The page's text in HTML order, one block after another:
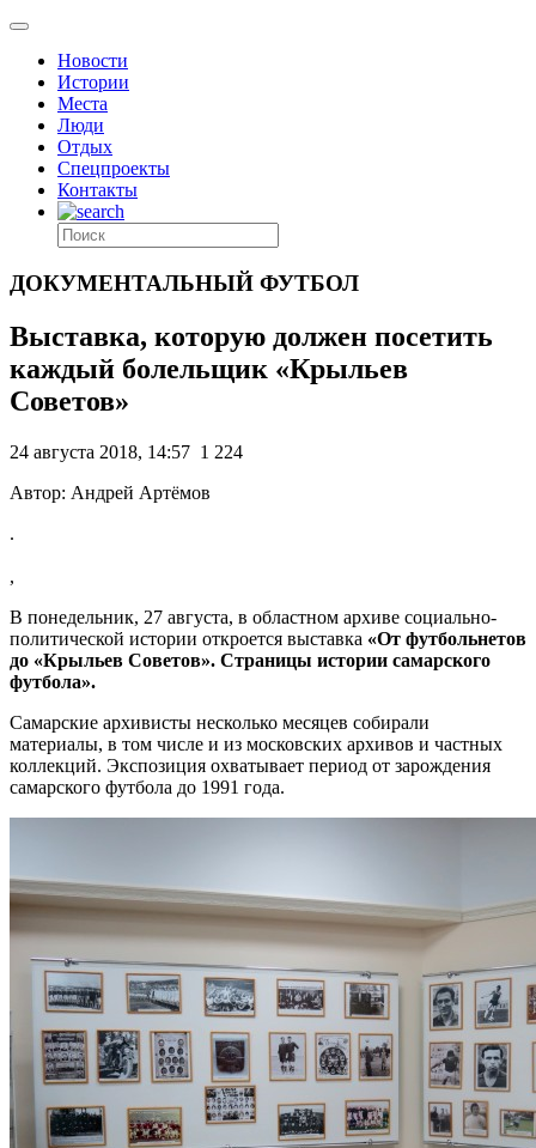
Новости
Истории
Места
Люди
Отдых
Спецпроекты
Контакты
ДОКУМЕНТАЛЬНЫЙ ФУТБОЛ
Выставка, которую должен посетить
каждый болельщик «Крыльев
Советов»
24 августа 2018, 14:57 1 224
Автор: Андрей Артёмов
.
,
В понедельник, 27 августа, в областном архиве социально-
политической истории откроется выставка «От футбольнетов
до «Крыльев Советов». Страницы истории самарского
футбола».
Самарские архивисты несколько месяцев собирали
материалы, в том числе и из московских архивов и частных
коллекций. Экспозиция охватывает период от зарождения
самарского футбола до 1991 года.